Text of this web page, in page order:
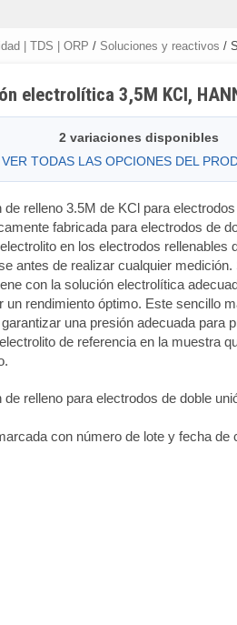
| TDS | ORP / Soluciones y reactivos /
electrolítica 3,5M KCl,
2 variaciones disponibles
VER TODAS LAS OPCIONES DEL
de relleno 3.5M de KCl para
fabricada para electrodos de
en los electrodos rellenables
antes de realizar cualquier medición.
con la solución electrolítica
un rendimiento óptimo. Este sencillo
una presión adecuada para
de referencia en la muestra
de relleno para electrodos de doble
con número de lote y fecha de